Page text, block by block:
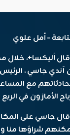
– أمل علوي
أليكسا+، خلال
الأمازون في
جاسي على